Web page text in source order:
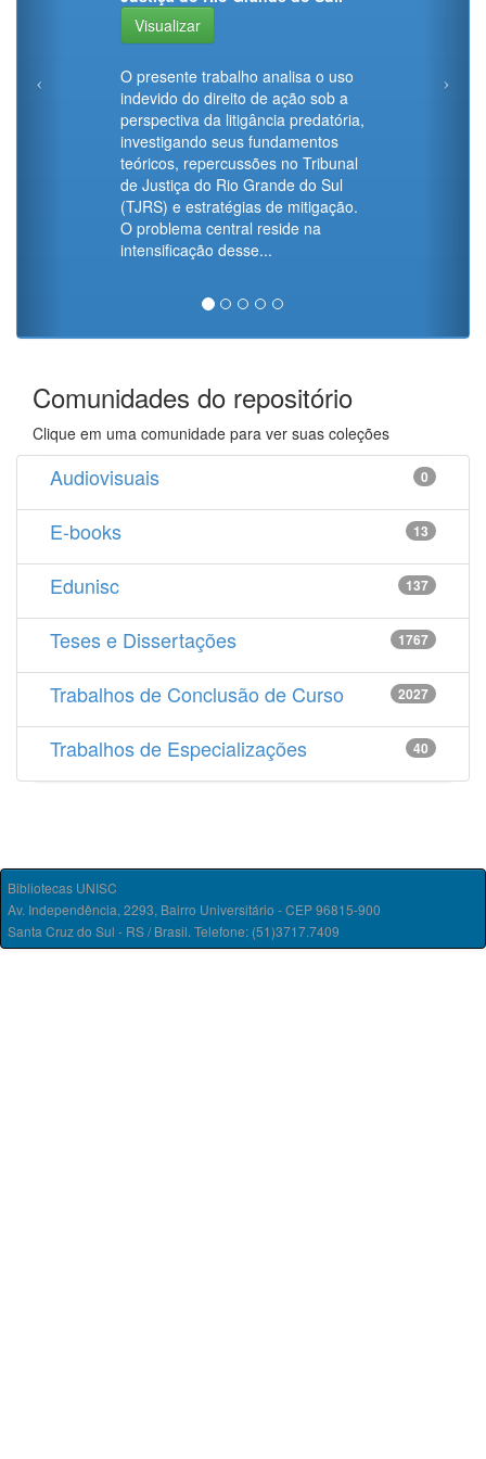
Visualizar
O presente trabalho analisa o uso
indevido do direito de ação sob a
perspectiva da litigância predatória,
investigando seus fundamentos
teóricos, repercussões no Tribunal
de Justiça do Rio Grande do Sul
(TJRS) e estratégias de mitigação.
O problema central reside na
intensificação desse...
Comunidades do repositório
Clique em uma comunidade para ver suas coleções
Audiovisuais 0
E-books 13
Edunisc 137
Teses e Dissertações 1767
Trabalhos de Conclusão de Curso 2027
Trabalhos de Especializações 40
Bibliotecas UNISC
Av. Independência, 2293, Bairro Universitário - CEP 96815-900
Santa Cruz do Sul - RS / Brasil. Telefone: (51)3717.7409